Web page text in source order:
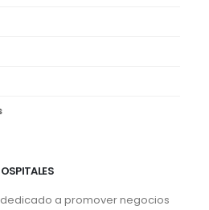
a promover negocios